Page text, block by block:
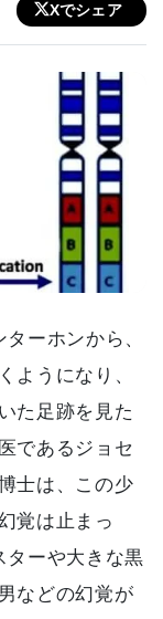
Xでシェア
ーホンから、
ようになり、
た足跡を見た
であるジョセ
士は、この少
覚は止まっ
ターや大きな黒
などの幻覚が